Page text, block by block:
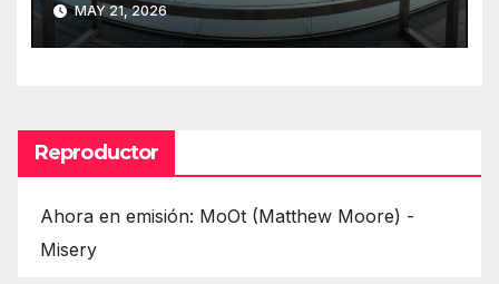
MAY 21, 2026
Reproductor
Ahora en emisión: MoOt (Matthew Moore) -
Misery